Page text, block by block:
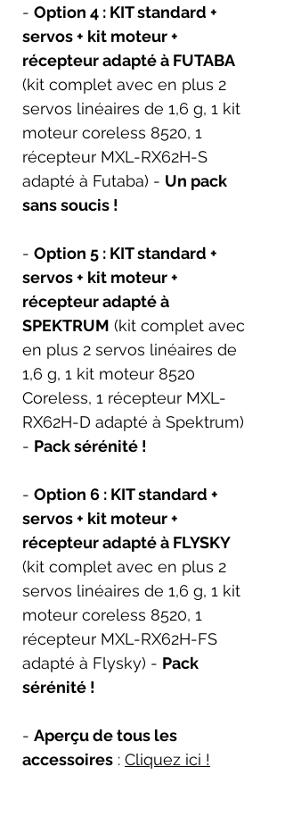
- Option 4 : KIT standard +
servos + kit moteur +
récepteur adapté à FUTABA
(kit complet avec en plus 2
servos linéaires de 1,6 g, 1 kit
moteur coreless 8520, 1
récepteur MXL-RX62H-S
adapté à Futaba) - Un pack
sans soucis !
- Option 5 : KIT standard +
servos + kit moteur +
récepteur adapté à
SPEKTRUM (kit complet avec
en plus 2 servos linéaires de
1,6 g, 1 kit moteur 8520
Coreless, 1 récepteur MXL-
RX62H-D adapté à Spektrum)
- Pack sérénité !
- Option 6 : KIT standard +
servos + kit moteur +
récepteur adapté à FLYSKY
(kit complet avec en plus 2
servos linéaires de 1,6 g, 1 kit
moteur coreless 8520, 1
récepteur MXL-RX62H-FS
adapté à Flysky) - Pack
sérénité !
- Aperçu de tous les
accessoires : Cliquez ici !